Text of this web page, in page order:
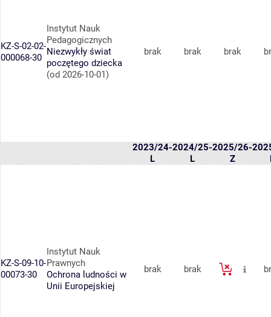
KZ-S-02-02-
000068-30
Instytut Nauk
Pedagogicznych
Niezwykły świat
poczętego dziecka
(od 2026-10-01)
brak brak brak
2023/24-
L
2024/25-
L
2025/26-
Z
KZ-S-09-10-
00073-30
Instytut Nauk
Prawnych
Ochrona ludności w
Unii Europejskiej
brak brak